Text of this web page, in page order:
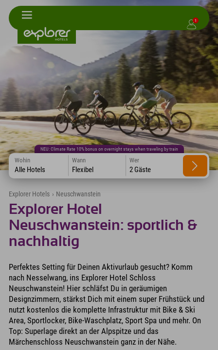
1
NEU: Climate Rate 10% bonus on overnight stays when traveling by train
Wohin
Alle Hotels
Wann
Flexibel
Wer
2 Gäste
Explorer Hotels › Neuschwanstein
Explorer Hotel
Neuschwanstein: sportlich &
nachhaltig
Perfektes Setting für Deinen Aktivurlaub gesucht? Komm
nach Nesselwang, ins Explorer Hotel Schloss
Neuschwanstein! Hier schläfst Du in geräumigen
Designzimmern, stärkst Dich mit einem super Frühstück und
nutzt kostenlos die komplette Infrastruktur mit Bike & Ski
Area, Sportlocker, Bike-Waschplatz, Sport Spa und mehr. On
Top: Superlage direkt an der Alpspitze und das
Märchenschloss Neuschwanstein ganz in der Nähe.